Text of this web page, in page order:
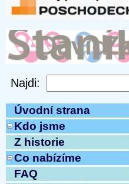
Úvodní strana
Kdo jsme
Z historie
Co nabízíme
FAQ